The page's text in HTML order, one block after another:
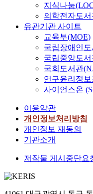
지식나눔
의학전자도
유관기관 사이트
교육부(MOE)
국립장애인
국립중앙도
국회도서관
연구윤리정
사이언스온
이용약관
개인정보처리방침
개인정보 재동의
기관소개
저작물 게시중단요